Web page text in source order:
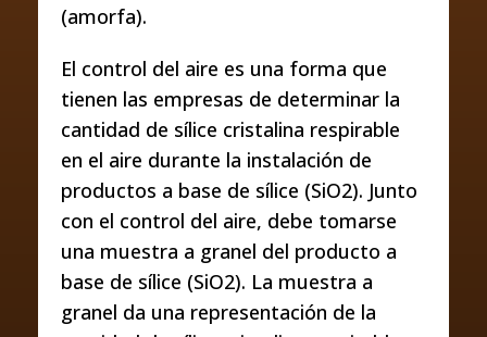
(amorfa).
El control del aire es una forma que
tienen las empresas de determinar la
cantidad de sílice cristalina respirable
en el aire durante la instalación de
productos a base de sílice (SiO2). Junto
con el control del aire, debe tomarse
una muestra a granel del producto a
base de sílice (SiO2). La muestra a
granel da una representación de la